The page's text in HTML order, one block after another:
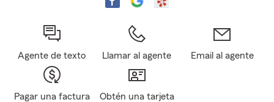
Agente de texto Llamar al agente Email al agente
Pagar una factura
Obtén una tarjeta